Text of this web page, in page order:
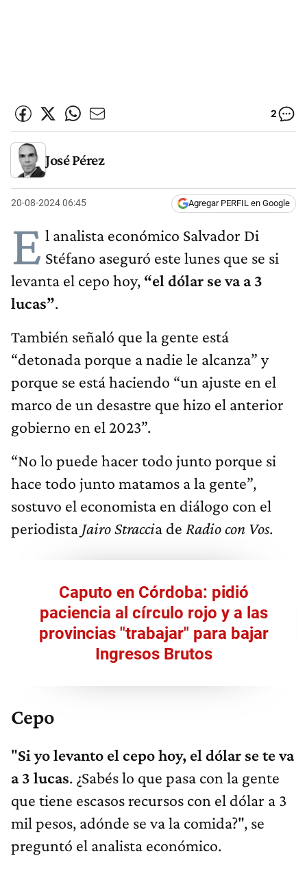
2
José Pérez
20-08-2024 06:45 Agregar PERFIL en Google
E l analista económico Salvador Di
Stéfano aseguró este lunes que se si
levanta el cepo hoy, “el dólar se va a 3
lucas”.
También señaló que la gente está
“detonada porque a nadie le alcanza” y
porque se está haciendo “un ajuste en el
marco de un desastre que hizo el anterior
gobierno en el 2023”.
“No lo puede hacer todo junto porque si
hace todo junto matamos a la gente”,
sostuvo el economista en diálogo con el
periodista Jairo Straccia de Radio con Vos.
Caputo en Córdoba: pidió
paciencia al círculo rojo y a las
provincias "trabajar" para bajar
Ingresos Brutos
Cepo
"Si yo levanto el cepo hoy, el dólar se te va
a 3 lucas. ¿Sabés lo que pasa con la gente
que tiene escasos recursos con el dólar a 3
mil pesos, adónde se va la comida?", se
preguntó el analista económico.